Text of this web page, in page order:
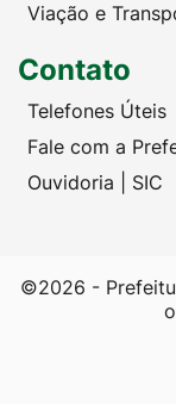
Viação e
Contato
Telefones Úteis
Fale com a
Ouvidoria | SIC
©2026 -